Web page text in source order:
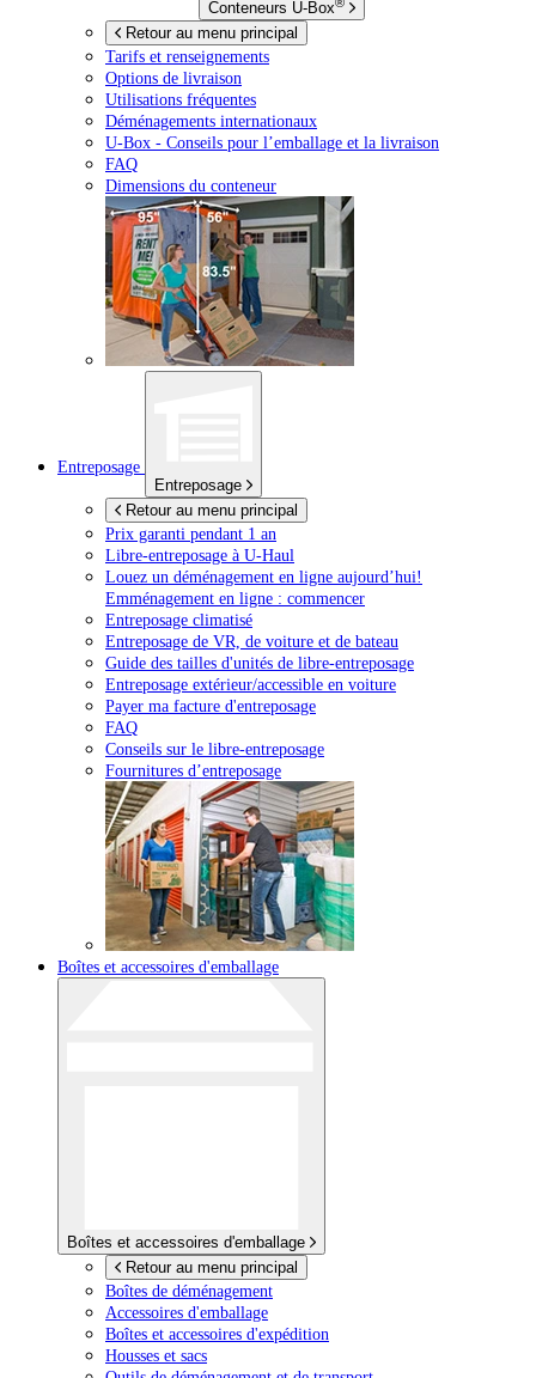
Conteneurs U-Box
Retour au menu principal
Tarifs et renseignements
Options de livraison
Utilisations fréquentes
Déménagements internationaux
U-Box - Conseils pour l’emballage et la livraison
FAQ
Dimensions du conteneur
Entreposage
Entreposage
Retour au menu principal
Prix garanti pendant 1 an
Libre-entreposage à U-Haul
Louez un déménagement en ligne aujourd’hui!
Emménagement en ligne : commencer
Entreposage climatisé
Entreposage de VR, de voiture et de bateau
Guide des tailles d'unités de libre-entreposage
Entreposage extérieur/accessible en voiture
Payer ma facture d'entreposage
FAQ
Conseils sur le libre-entreposage
Fournitures d’entreposage
Boîtes et accessoires d'emballage
Boîtes et accessoires d'emballage
Retour au menu principal
Boîtes de déménagement
Accessoires d'emballage
Boîtes et accessoires d'expédition
Housses et sacs